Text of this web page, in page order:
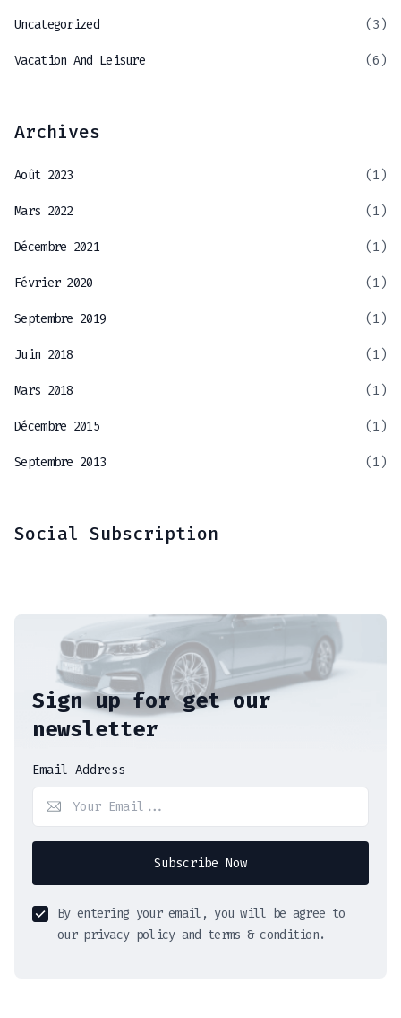
Uncategorized (3)
Vacation And Leisure (6)
Archives
Août 2023 (1)
Mars 2022 (1)
Décembre 2021 (1)
Février 2020 (1)
Septembre 2019 (1)
Juin 2018 (1)
Mars 2018 (1)
Décembre 2015 (1)
Septembre 2013 (1)
Social Subscription
Sign up for get our
newsletter
Email Address
Subscribe Now
By entering your email, you will be agree to
our privacy policy and terms & condition.